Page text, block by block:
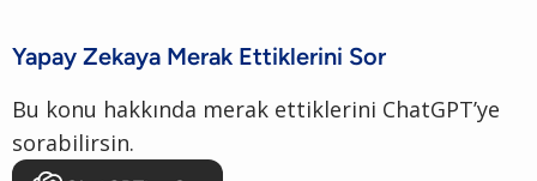
Yapay Zekaya Merak Ettiklerini Sor
Bu konu hakkında merak ettiklerini ChatGPT’ye
sorabilirsin.